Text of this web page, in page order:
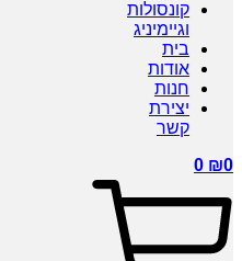
קונסולות
וגיימיניג
בית
אודות
חנות
יצירת
קשר
₪0
0